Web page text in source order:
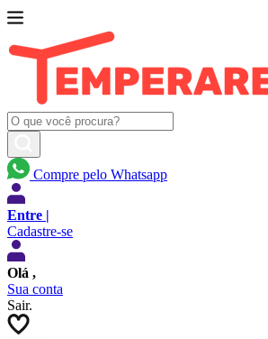
Compre pelo Whatsapp
Entre |
Cadastre-se
Olá ,
Sua conta
Sair.